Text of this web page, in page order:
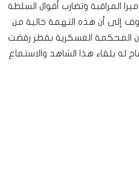
المراقبة وتضارب أقوال السلطة
إلى أن هذه التهمة خالية من
المحكمة العسكرية بقطر رفضت
بلقاء هذا الشاهد والاستماع